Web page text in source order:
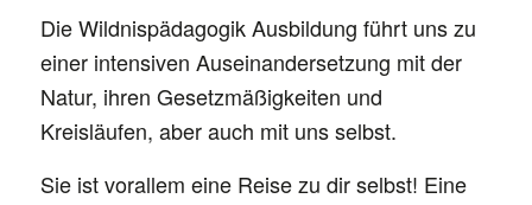
Die Wildnispädagogik Ausbildung führt uns zu
einer intensiven Auseinandersetzung mit der
Natur, ihren Gesetzmäßigkeiten und
Kreisläufen, aber auch mit uns selbst.
Sie ist vorallem eine Reise zu dir selbst! Eine